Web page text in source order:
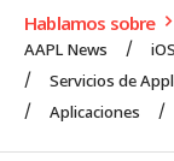
Hablamos sobre
AAPL News iOS
Servicios de
Aplicaciones